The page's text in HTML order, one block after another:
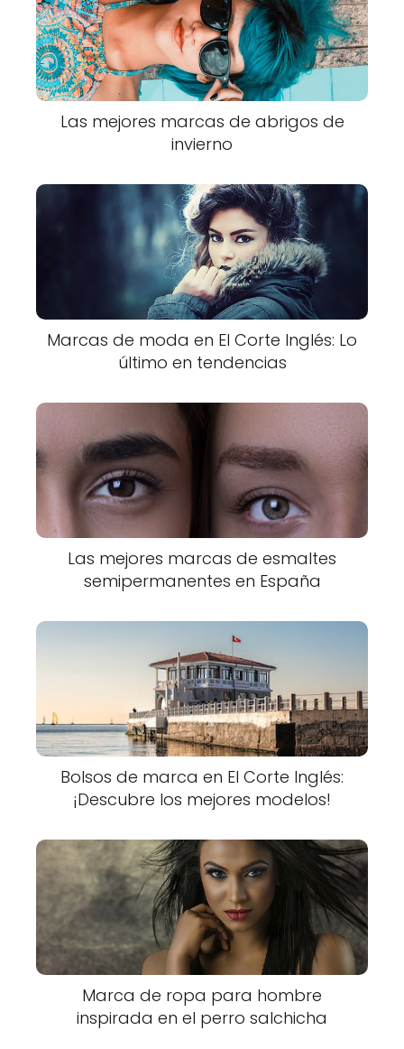
Las mejores marcas de abrigos de
invierno
Marcas de moda en El Corte Inglés: Lo
último en tendencias
Las mejores marcas de esmaltes
semipermanentes en España
Bolsos de marca en El Corte Inglés:
¡Descubre los mejores modelos!
Marca de ropa para hombre
inspirada en el perro salchicha